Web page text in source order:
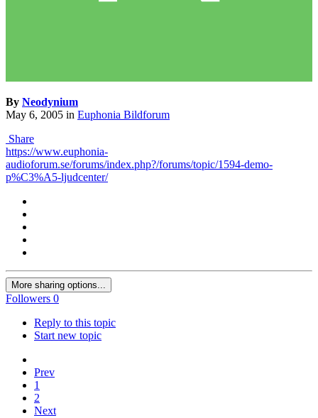
By Neodynium
May 6, 2005 in Euphonia Bildforum
Share
https://www.euphonia-
audioforum.se/forums/index.php?/forums/topic/1594-demo-
p%C3%A5-ljudcenter/
More sharing options...
Followers 0
Reply to this topic
Start new topic
Prev
1
2
Next